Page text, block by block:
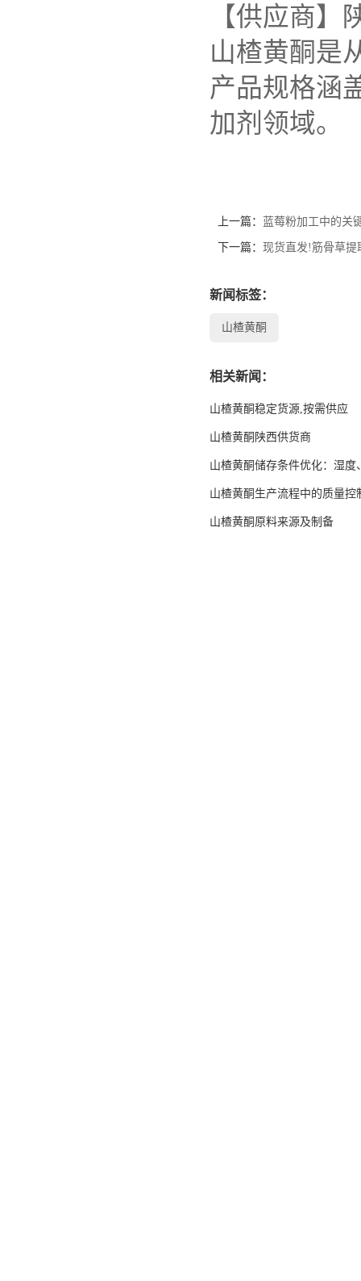
【供应商
山楂黄酮是
产品规格涵
加剂领域。
上一篇： 蓝莓粉加工中的关
下一篇： 现货直发!筋骨草提
新闻标签：
山楂黄酮
相关新闻：
山楂黄酮稳定货源,按需供应
山楂黄酮陕西供货商
山楂黄酮储存条件优化：湿度
山楂黄酮生产流程中的质量控
山楂黄酮原料来源及制备